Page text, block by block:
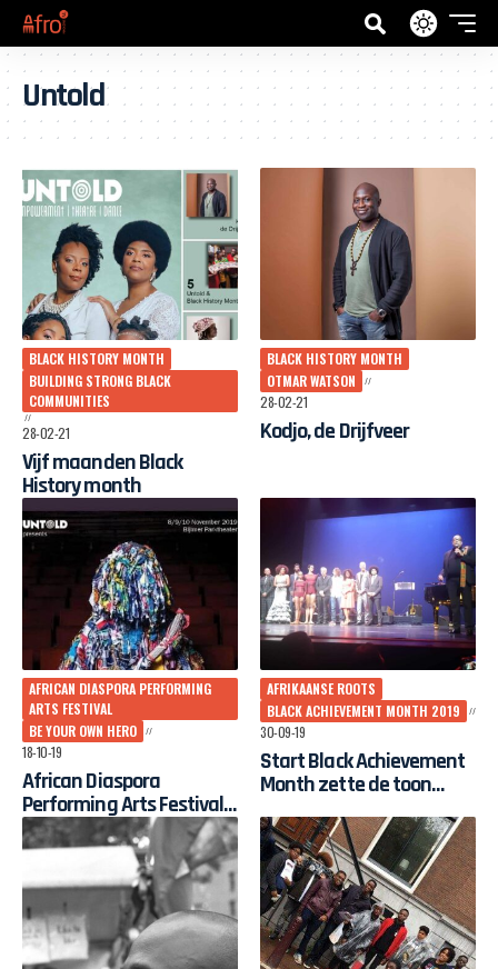
Untold
BLACK HISTORY MONTH
BUILDING STRONG BLACK
COMMUNITIES
28-02-21
Vijf maanden Black
History month
BLACK HISTORY MONTH
OTMAR WATSON
28-02-21
Kodjo, de Drijfveer
AFRICAN DIASPORA PERFORMING
ARTS FESTIVAL
BE YOUR OWN HERO
18-10-19
African Diaspora
Performing Arts Festival
op 8, 9, 10 november
AFRIKAANSE ROOTS
BLACK ACHIEVEMENT MONTH 2019
30-09-19
Start Black Achievement
Month zette de toon